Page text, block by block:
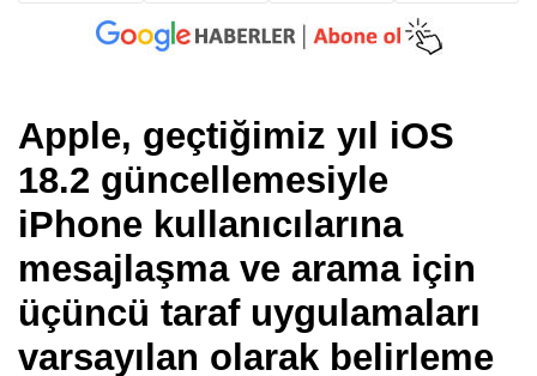
Apple, geçtiğimiz yıl iOS
18.2 güncellemesiyle
iPhone kullanıcılarına
mesajlaşma ve arama için
üçüncü taraf uygulamaları
varsayılan olarak belirleme